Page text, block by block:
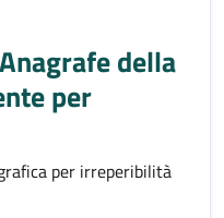
della
per
per irreperibilità